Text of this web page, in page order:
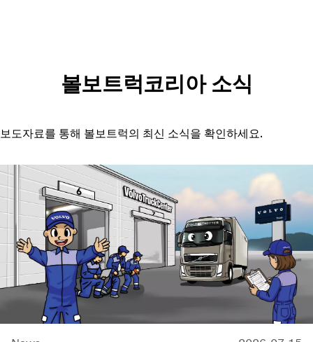
볼보트럭코리아 소식
보도자료를 통해 볼보트럭의 최신 소식을 확인하세요.